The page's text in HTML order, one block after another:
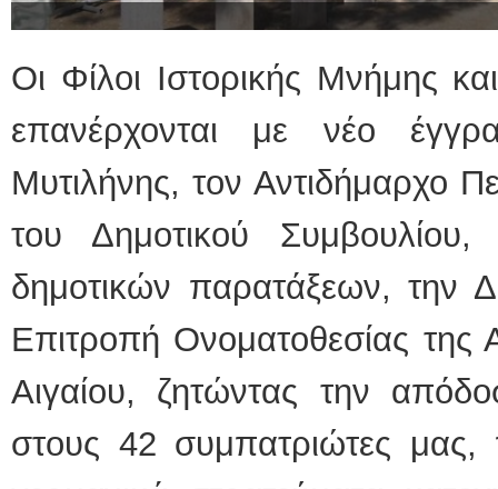
Οι Φίλοι Ιστορικής Μνήμης
επανέρχονται με νέο
Μυτιλήνης, τον Αντιδήμαρχο
του Δημοτικού
δημοτικών παρατάξεων, την
Επιτροπή Ονοματοθεσίας της
Αιγαίου, ζητώντας την
στους 42 συμπατριώτες